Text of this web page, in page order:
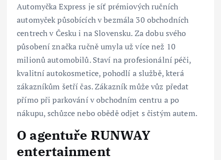
Automyčka Express je síť prémiových ručních
automyček působících v bezmála 30 obchodních
centrech v Česku i na Slovensku. Za dobu svého
působení značka ručně umyla už více než 10
milionů automobilů. Staví na profesionální péči,
kvalitní autokosmetice, pohodlí a službě, která
zákazníkům šetří čas. Zákazník může vůz předat
přímo při parkování v obchodním centru a po
nákupu, schůzce nebo obědě odjet s čistým autem.
O agentuře RUNWAY
entertainment